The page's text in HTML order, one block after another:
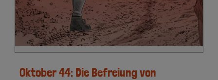
Oktober 44: Die Befreiung von